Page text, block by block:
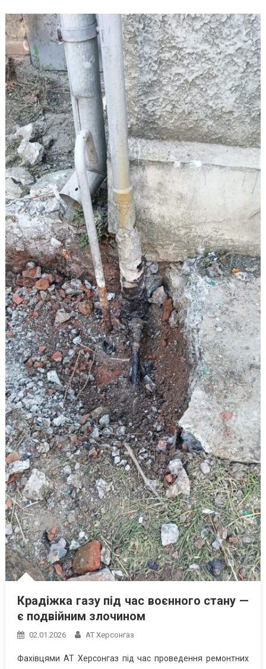
Крадіжка газу під час воєнного стану —
є подвійним злочином
02.01.2026 АТ Херсонгаз
Фахівцями АТ Херсонгаз під час проведення ремонтних